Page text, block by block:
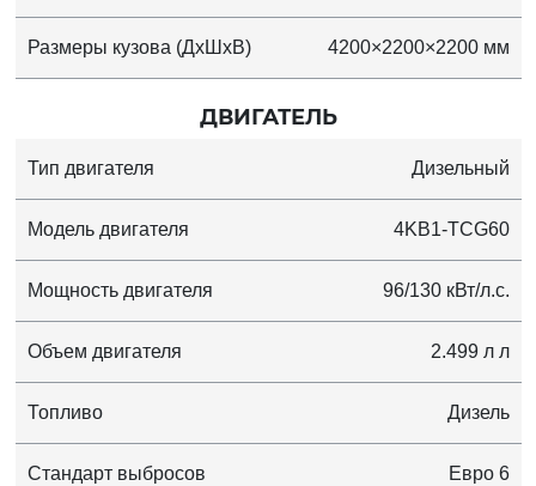
Размеры кузова (ДхШхВ) 4200×2200×2200 мм
ДВИГАТЕЛЬ
Тип двигателя Дизельный
Модель двигателя 4KB1-TCG60
Мощность двигателя 96/130 кВт/л.с.
Объем двигателя 2.499 л л
Топливо Дизель
Стандарт выбросов Евро 6